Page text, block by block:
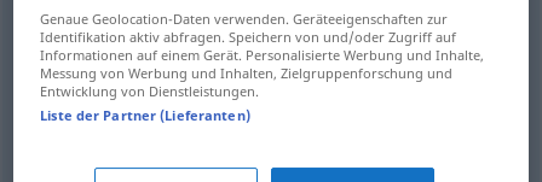
n self PHIL
Genaue Geolocation-Daten verwenden. Geräteeigenschaften zur
Identifikation aktiv abfragen. Speichern von und/oder Zugriff auf
Informationen auf einem Gerät. Personalisierte Werbung und Inhalte,
Messung von Werbung und Inhalten, Zielgruppenforschung und
Entwicklung von Dienstleistungen.
Liste der Partner (Lieferanten)